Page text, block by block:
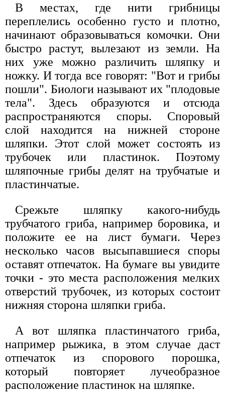
В местах, где нити грибницы
переплелись особенно густо и плотно,
начинают образовываться комочки. Они
быстро растут, вылезают из земли. На
них уже можно различить шляпку и
ножку. И тогда все говорят: "Вот и грибы
пошли". Биологи называют их "плодовые
тела". Здесь образуются и отсюда
распространяются споры. Споровый
слой находится на нижней стороне
шляпки. Этот слой может состоять из
трубочек или пластинок. Поэтому
шляпочные грибы делят на трубчатые и
пластинчатые.
Срежьте шляпку какого-нибудь
трубчатого гриба, например боровика, и
положите ее на лист бумаги. Через
несколько часов высыпавшиеся споры
оставят отпечаток. На бумаге вы увидите
точки - это места расположения мелких
отверстий трубочек, из которых состоит
нижняя сторона шляпки гриба.
А вот шляпка пластинчатого гриба,
например рыжика, в этом случае даст
отпечаток из спорового порошка,
который повторяет лучеобразное
расположение пластинок на шляпке.